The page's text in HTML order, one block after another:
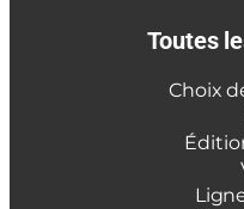
Toutes
Choix